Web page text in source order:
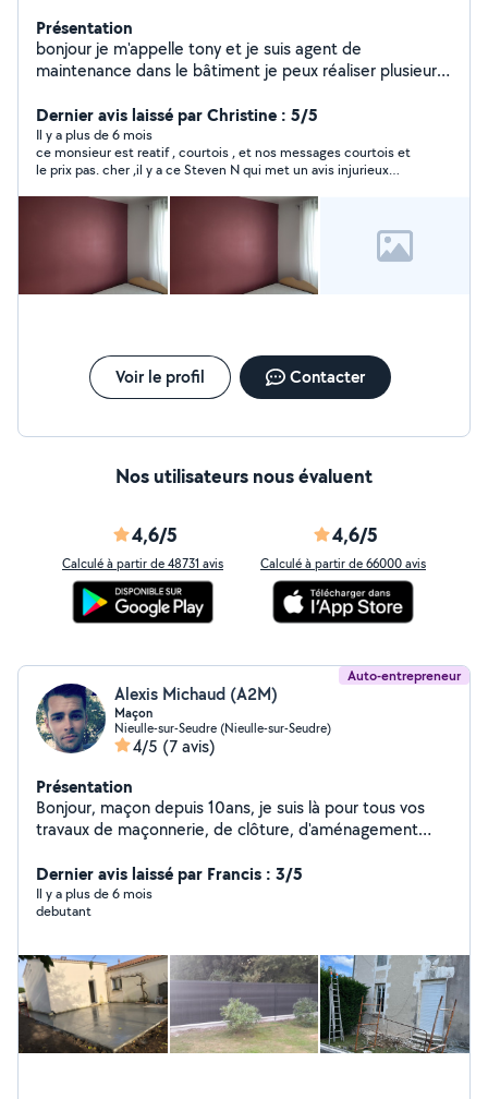
Présentation
bonjour je m'appelle tony et je suis agent de
maintenance dans le bâtiment je peux réaliser plusieurs
Dernier avis laissé par Christine : 5/5
Il y a plus de 6 mois
ce monsieur est reatif , courtois , et nos messages courtois et
le prix pas. cher ,il y a ce Steven N qui met un avis injurieux
travailler ce monsieur avis en date du décembre 2023 de
Voir le profil Contacter
Nos utilisateurs nous évaluent
4,6/5
Calculé à partir de 48731 avis
4,6/5
Calculé à partir de 66000 avis
Auto-entrepreneur
Alexis Michaud (A2M)
Maçon
Nieulle-sur-Seudre (Nieulle-sur-Seudre)
4/5 (7 avis)
Présentation
Bonjour, maçon depuis 10ans, je suis là pour tous vos
travaux de maçonnerie, de clôture, d'aménagement
Dernier avis laissé par Francis : 3/5
Il y a plus de 6 mois
debutant